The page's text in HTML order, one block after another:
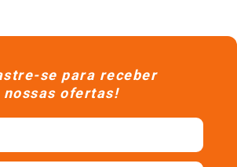
se para receber
nossas ofertas!